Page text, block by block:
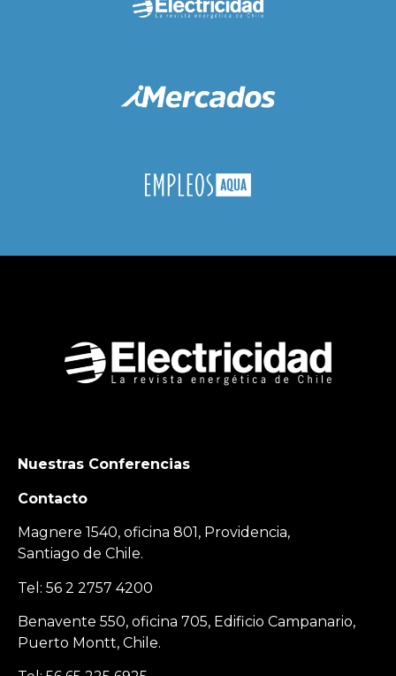
Nuestras Conferencias
Contacto
Magnere 1540, oficina 801, Providencia,
Santiago de Chile.
Tel: 56 2 2757 4200
Benavente 550, oficina 705, Edificio Campanario,
Puerto Montt, Chile.